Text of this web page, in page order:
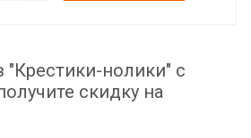
"Крестики-нолики" с
скидку на